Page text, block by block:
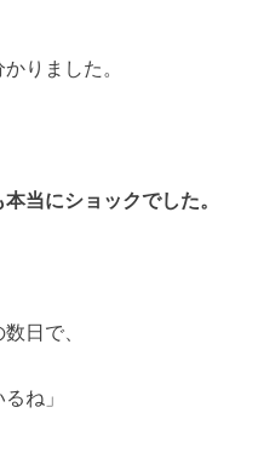
りました。
当にショックでした。
日で、
ね」